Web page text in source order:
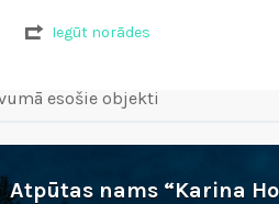
Iegūt norādes
esošie objekti
Atpūtas nams “Karina